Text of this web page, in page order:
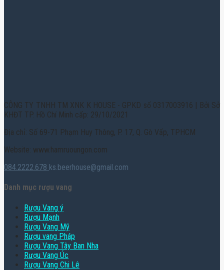
CÔNG TY TNHH TM XNK K HOUSE - GPKD số 0317003916 | Bởi Sở
KHĐT TP. Hồ Chí Minh cấp: 29/10/2021
Địa chỉ: Số 69-71 Phạm Huy Thông, P. 17, Q. Gò Vấp, TPHCM
Website: www.hamruoungon.com
084.2222.678 ks.beerhouse@gmail.com
Danh mục rượu vang
Rượu Vang ý
Rượu Mạnh
Rượu Vang Mỹ
Rượu vang Pháp
Rượu Vang Tây Ban Nha
Rượu Vang Úc
Rượu Vang Chi Lê